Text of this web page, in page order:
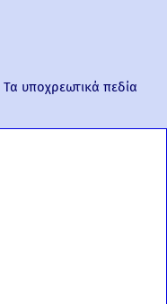
Τα υποχρεωτικά πεδία